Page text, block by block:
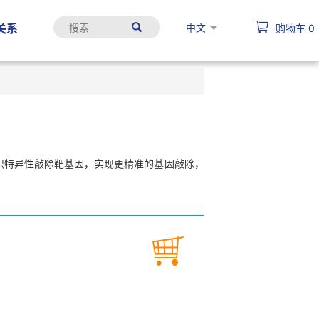
系 中文 购物车 0
异性敲除靶基因，实现更精准的基因敲除，